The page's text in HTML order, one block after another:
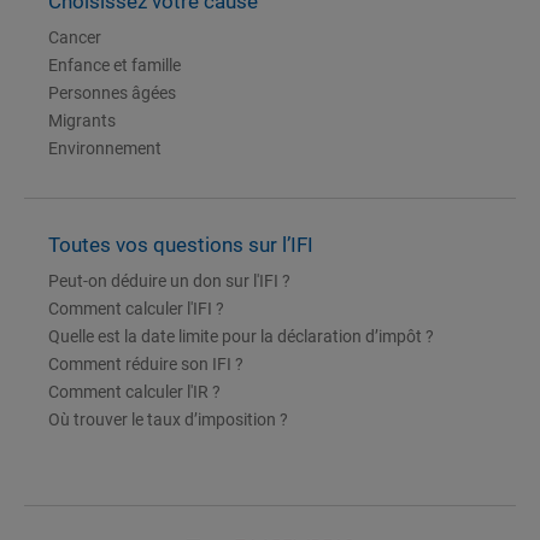
Cancer
Enfance et famille
Personnes âgées
Migrants
Environnement
Toutes vos questions sur l’IFI
Peut-on déduire un don sur l'IFI ?
Comment calculer l'IFI ?
Quelle est la date limite pour la déclaration d’impôt ?
Comment réduire son IFI ?
Comment calculer l'IR ?
Où trouver le taux d’imposition ?